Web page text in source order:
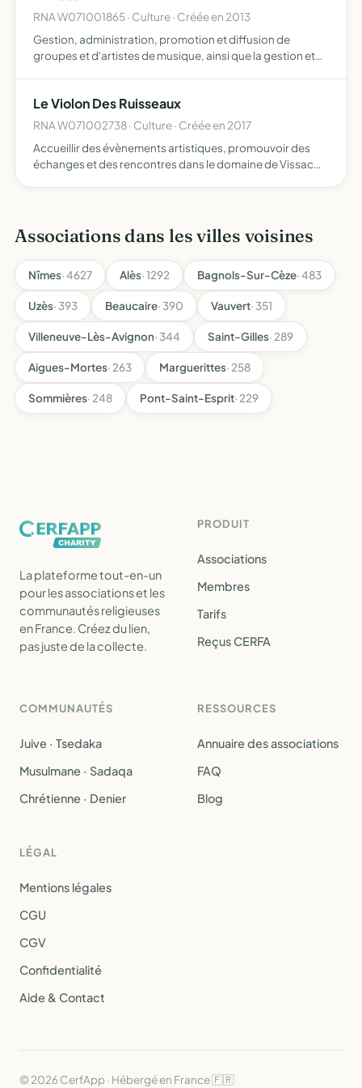
RNA W071001865 · Culture · Créée en 2013
Gestion, administration, promotion et diffusion de
groupes et d'artistes de musique, ainsi que la gestion et
Le Violon Des Ruisseaux
RNA W071002738 · Culture · Créée en 2017
Accueillir des évènements artistiques, promouvoir des
échanges et des rencontres dans le domaine de Vissac
Associations dans les villes voisines
Nîmes· 4627 Alès· 1292 Bagnols-Sur-Cèze· 483
Uzès· 393 Beaucaire· 390 Vauvert· 351
Villeneuve-Lès-Avignon· 344 Saint-Gilles· 289
Aigues-Mortes· 263 Marguerittes· 258
Sommières· 248 Pont-Saint-Esprit· 229
La plateforme tout-en-un
pour les associations et les
communautés religieuses
en France. Créez du lien,
pas juste de la collecte.
PRODUIT
Associations
Membres
Tarifs
Reçus CERFA
COMMUNAUTÉS
Juive · Tsedaka
Musulmane · Sadaqa
Chrétienne · Denier
RESSOURCES
Annuaire des associations
FAQ
Blog
LÉGAL
Mentions légales
CGU
CGV
Confidentialité
Aide & Contact
© 2026 CerfApp · Hébergé en France 🇫🇷